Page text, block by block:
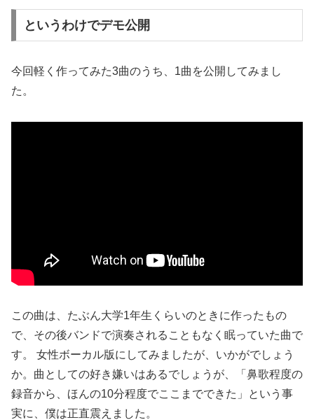
というわけでデモ公開
今回軽く作ってみた3曲のうち、1曲を公開してみまし
た。
この曲は、たぶん大学1年生くらいのときに作ったもの
で、その後バンドで演奏されることもなく眠っていた曲で
す。 女性ボーカル版にしてみましたが、いかがでしょう
か。曲としての好き嫌いはあるでしょうが、「鼻歌程度の
録音から、ほんの10分程度でここまでできた」という事
実に、僕は正直震えました。